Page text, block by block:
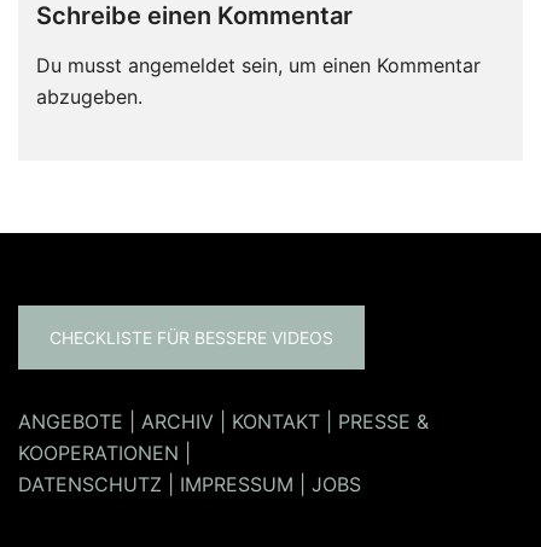
Schreibe einen Kommentar
Du musst angemeldet sein, um einen Kommentar
abzugeben.
CHECKLISTE FÜR BESSERE VIDEOS
ANGEBOTE ARCHIV KONTAKT
PRESSE &
KOOPERATIONEN
DATENSCHUTZ
IMPRESSUM JOBS